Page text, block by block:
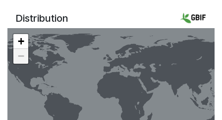
Distribution
+
−